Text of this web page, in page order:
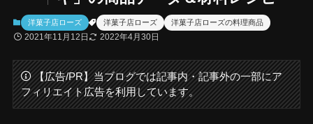
洋菓子店ローズ 洋菓子店ローズ 洋菓子店ローズの料理商品
2021年11月12日 2022年4月30日
【広告/PR】当ブログでは記事内・記事外の一部にア
フィリエイト広告を利用しています。